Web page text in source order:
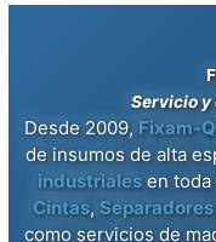
Servicio
Desde 2009, Fixam-
de insumos de alta
industrialesen toda
Cintas,
como servicios de